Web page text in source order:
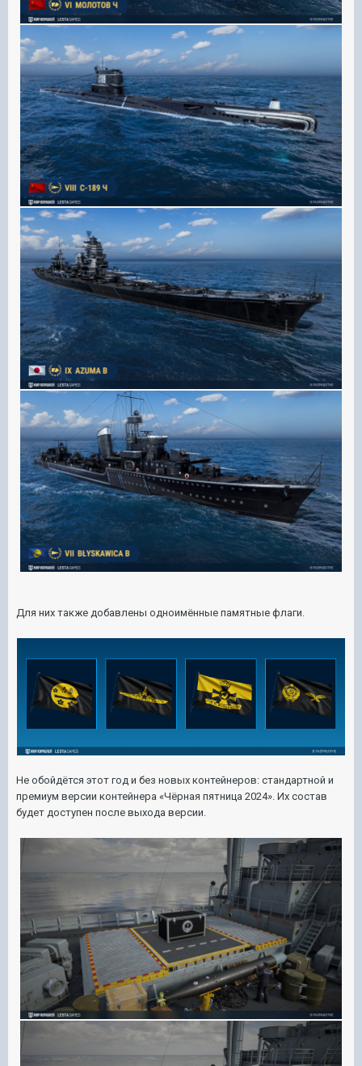
Для них также добавлены одноимённые памятные флаги.
Не обойдётся этот год и без новых контейнеров: стандартной и
премиум версии контейнера «Чёрная пятница 2024». Их состав
будет доступен после выхода версии.